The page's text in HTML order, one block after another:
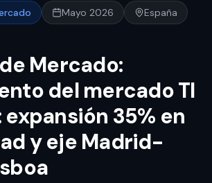
Mayo 2026 España
Mercado:
del mercado TI
expansión 35% en
y eje Madrid-